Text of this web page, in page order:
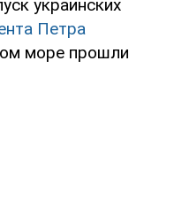
украинских
Петра
море прошли